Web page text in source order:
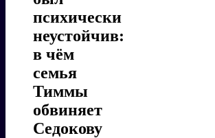
психически
неустойчив:
в чём
семья
Тиммы
обвиняет
Седокову